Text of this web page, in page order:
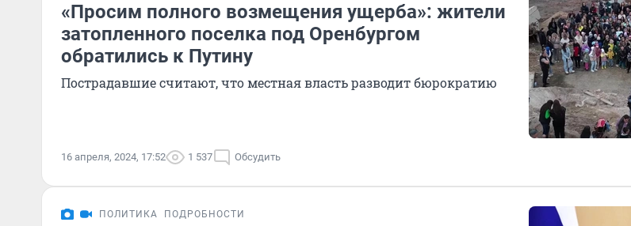
«Просим полного возмещения ущерба»: жители
затопленного поселка под Оренбургом
обратились к Путину
Пострадавшие считают, что местная власть разводит бюрократию
16 апреля, 2024, 17:52 1 537 Обсудить
ПОЛИТИКА ПОДРОБНОСТИ